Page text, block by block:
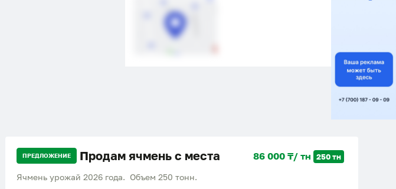
ПРЕДЛОЖЕНИЕ Продам ячмень с места 86 000 ₸/ тн 250 тн
Ячмень урожай 2026 года. Объем 250 тонн.